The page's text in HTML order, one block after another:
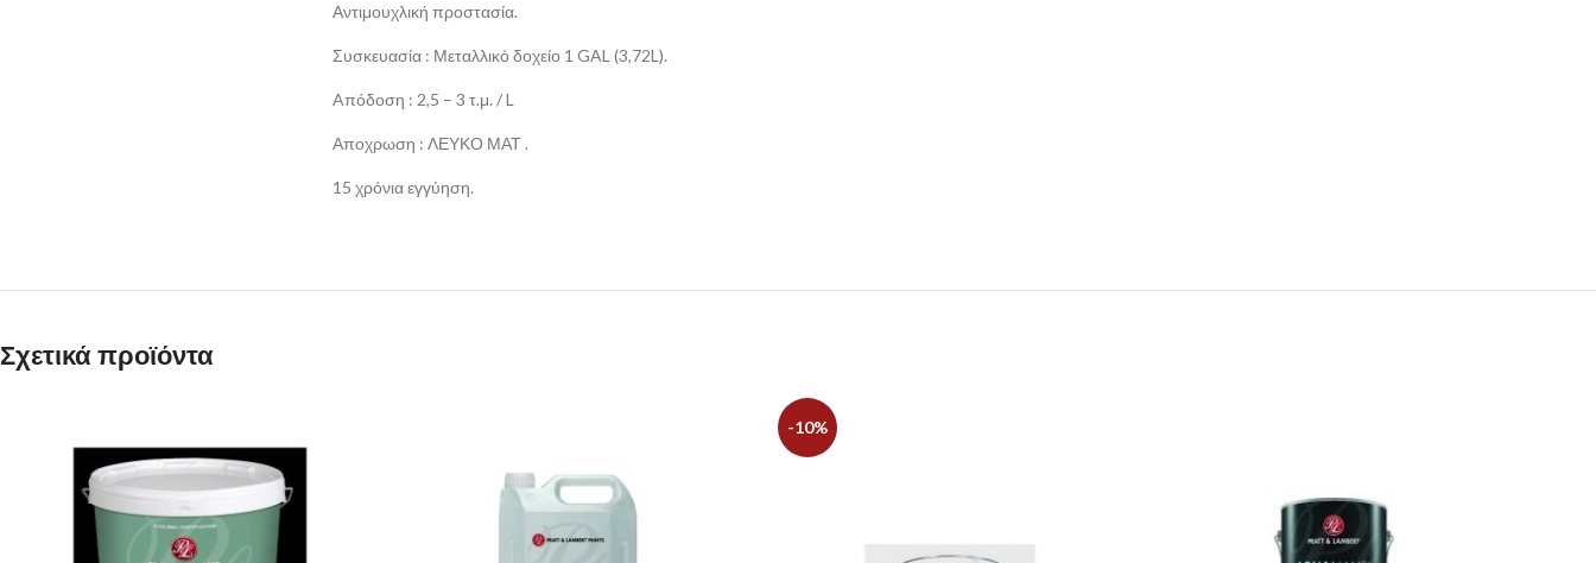
Αντιμουχλική προστασία.
Συσκευασία : Μεταλλικό δοχείο 1 GAL (3,72L).
Aπόδοση : 2,5 – 3 τ.μ. / L
Αποχρωση : ΛΕΥΚΟ ΜΑΤ .
15 χρόνια εγγύηση.
Σχετικά προϊόντα
-10%